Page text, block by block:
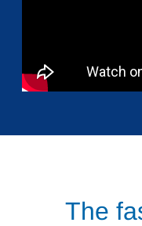
The